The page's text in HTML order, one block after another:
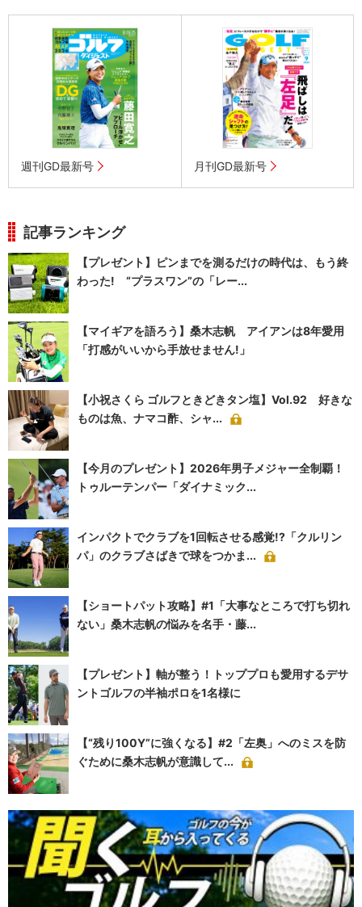
週刊GD最新号 月刊GD最新号
記事ランキング
【プレゼント】ピンまでを測るだけの時代は、もう終
わった! “プラスワン”の「レー...
【マイギアを語ろう】桑木志帆 アイアンは8年愛用
「打感がいいから手放せません!」
【小祝さくら ゴルフときどきタン塩】Vol.92 好きな
ものは魚、ナマコ酢、シャ...
【今月のプレゼント】2026年男子メジャー全制覇！
トゥルーテンパー「ダイナミック...
インパクトでクラブを1回転させる感覚!?「クルリン
パ」のクラブさばきで球をつかま...
【ショートパット攻略】#1「大事なところで打ち切れ
ない」桑木志帆の悩みを名手・藤...
【プレゼント】軸が整う！トッププロも愛用するデサ
ントゴルフの半袖ポロを1名様に
【“残り100Y”に強くなる】#2「左奥」へのミスを防
ぐために桑木志帆が意識して...